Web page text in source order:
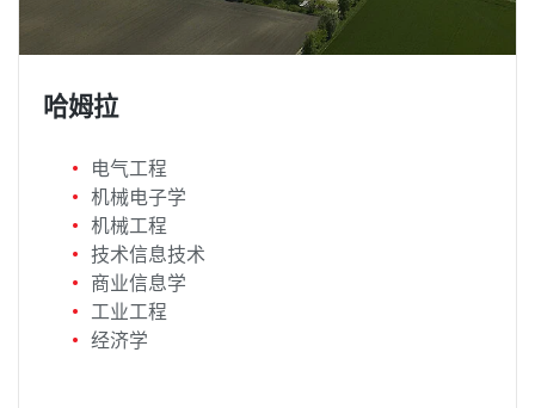
哈姆拉
电气工程
机械电子学
机械工程
技术信息技术
商业信息学
工业工程
经济学